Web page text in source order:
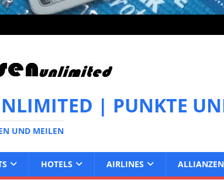
| PUNKTE
UND MEILEN
HOTELS AIRLINES ALLIANZEN